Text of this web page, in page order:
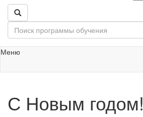
Меню
С Новым годом!